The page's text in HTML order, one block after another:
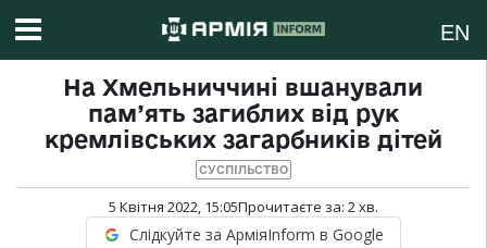
EN
На Хмельниччині вшанували
пам’ять загиблих від рук
кремлівських загарбників дітей
СУСПІЛЬСТВО
5 Квітня 2022, 15:05Прочитаєте за: 2хв.
Слідкуйте за АрміяInform в Google